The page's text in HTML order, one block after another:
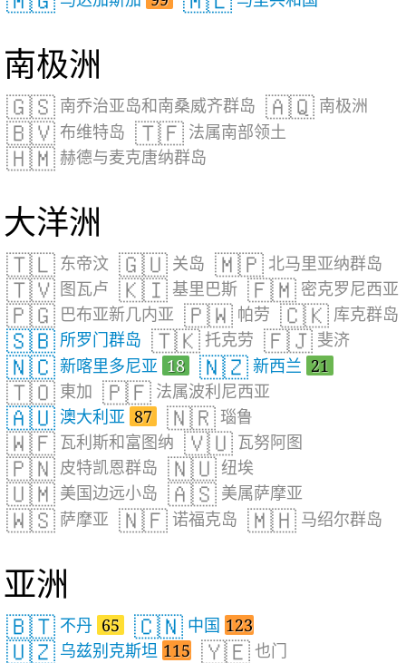
南极洲
🇬🇸 南乔治亚岛和南桑威齐群岛 🇦🇶 南极洲
🇧🇻 布维特岛 🇹🇫 法属南部领土
🇭🇲 赫德与麦克唐纳群岛
大洋洲
🇹🇱 东帝汶 🇬🇺 关岛 🇲🇵 北马里亚纳群岛
🇹🇻 图瓦卢 🇰🇮 基里巴斯 🇫🇲 密克罗尼西亚
🇵🇬 巴布亚新几内亚 🇵🇼 帕劳 🇨🇰 库克群岛
🇸🇧 所罗门群岛 🇹🇰 托克劳 🇫🇯 斐济
🇳🇨 新喀里多尼亚 18 🇳🇿 新西兰 21
🇹🇴 東加 🇵🇫 法属波利尼西亚
🇦🇺 澳大利亚 87 🇳🇷 瑙鲁
🇼🇫 瓦利斯和富图纳 🇻🇺 瓦努阿图
🇵🇳 皮特凯恩群岛 🇳🇺 纽埃
🇺🇲 美国边远小岛 🇦🇸 美属萨摩亚
🇼🇸 萨摩亚 🇳🇫 诺福克岛 🇲🇭 马绍尔群岛
亚洲
🇧🇹 不丹 65 🇨🇳 中国 123
🇺🇿 乌兹别克斯坦 115 🇾🇪 也门